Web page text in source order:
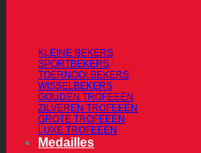
KLEINE BEKERS
SPORTBEKERS
TOERNOOI BEKERS
WISSELBEKERS
GOUDEN TROFEEËN
ZILVEREN TROFEEËN
GROTE TROFEEËN
LUXE TROFEEËN
Medailles